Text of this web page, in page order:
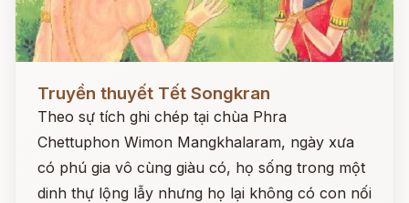
Đọc ngay
Truyền thuyết Tết Songkran
Theo sự tích ghi chép tại chùa Phra
Chettuphon Wimon Mangkhalaram, ngày xưa
có phú gia vô cùng giàu có, họ sống trong một
dinh thự lộng lẫy nhưng họ lại không có con nối